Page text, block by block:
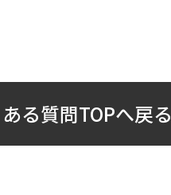
る質問TOPへ戻る